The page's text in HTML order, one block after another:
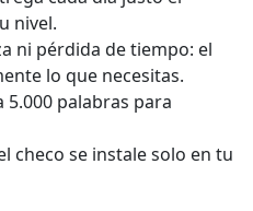
nivel.
ni pérdida de tiempo: el
lo que necesitas.
5.000 palabras para
checo se instale solo en tu